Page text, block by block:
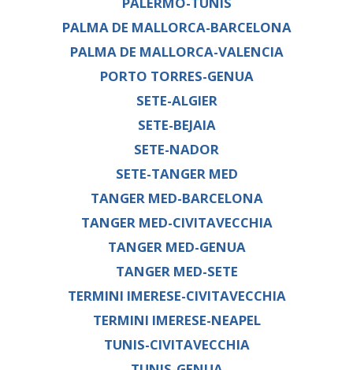
PALMA DE MALLORCA-BARCELONA
PALMA DE MALLORCA-VALENCIA
PORTO TORRES-GENUA
SETE-ALGIER
SETE-BEJAIA
SETE-NADOR
SETE-TANGER MED
TANGER MED-BARCELONA
TANGER MED-CIVITAVECCHIA
TANGER MED-GENUA
TANGER MED-SETE
TERMINI IMERESE-CIVITAVECCHIA
TERMINI IMERESE-NEAPEL
TUNIS-CIVITAVECCHIA